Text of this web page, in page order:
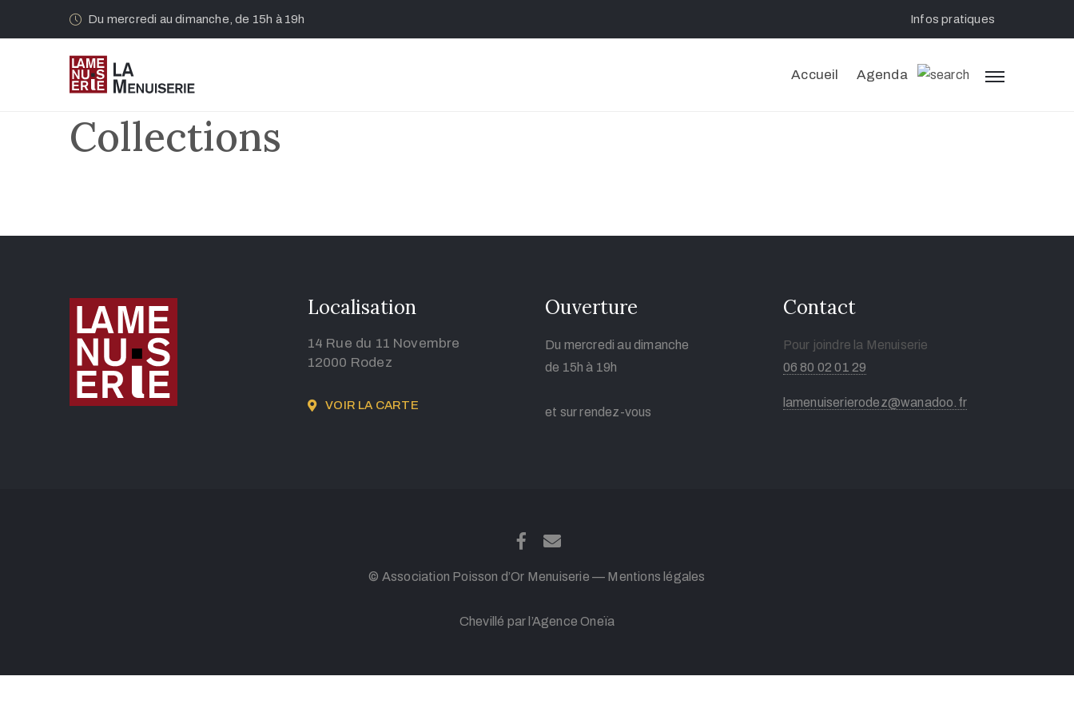
Du mercredi au dimanche, de 15h à 19h Infos pratiques
Accueil Agenda
Collections
Localisation
14 Rue du 11 Novembre
12000 Rodez
VOIR LA CARTE
Ouverture
Du mercredi au dimanche
de 15h à 19h
et sur rendez-vous
Contact
Pour joindre la Menuiserie
06 80 02 01 29
lamenuiserierodez@wanadoo.fr
© Association Poisson d’Or Menuiserie — Mentions légales
Chevillé par l’AgenceOneïa